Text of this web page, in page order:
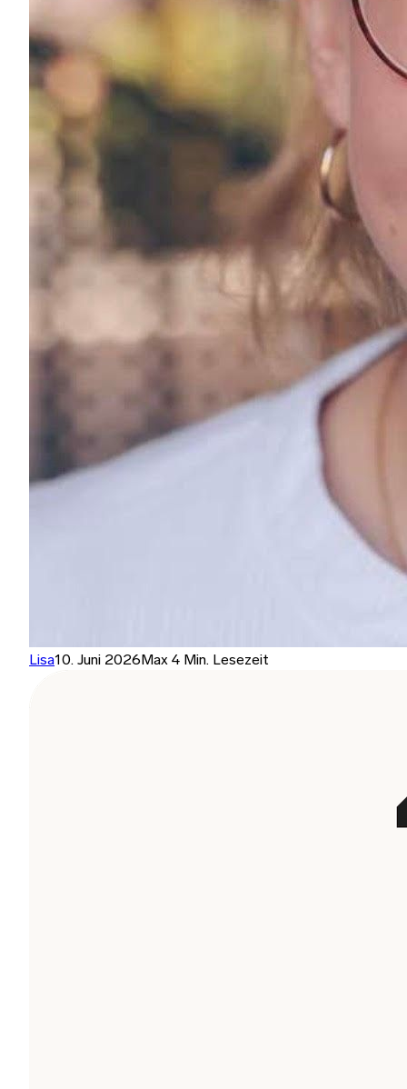
Lisa10. Juni 2026 Max 4 Min. Lesezeit